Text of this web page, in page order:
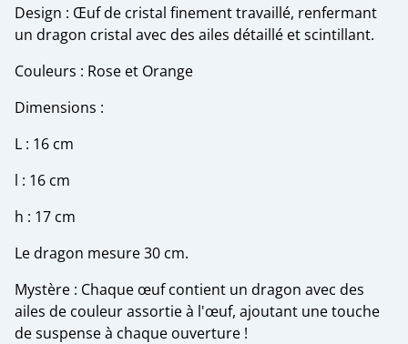
Design : Œuf de cristal finement travaillé, renfermant
un dragon cristal avec des ailes détaillé et scintillant.
Couleurs : Rose et Orange
Dimensions :
L : 16 cm
l : 16 cm
h : 17 cm
Le dragon mesure 30 cm.
Mystère : Chaque œuf contient un dragon avec des
ailes de couleur assortie à l'œuf, ajoutant une touche
de suspense à chaque ouverture !